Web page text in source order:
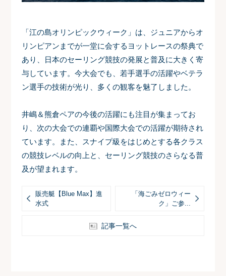
「江の島オリンピックウィーク」は、ジュニアからオ
リンピアンまでが一堂に会するヨットレースの祭典で
あり、日本のセーリング競技の発展と普及に大きく寄
与しています。 今大会でも、若手選手の活躍やベテラ
ン選手の技術が光り、多くの観客を魅了しました。
井嶋＆熊倉ペアの今後の活躍にも注目が集まってお
り、次の大会での連覇や国際大会での活躍が期待され
ています。
また、スナイプ級をはじめとする各クラス
の競技レベルの向上と、セーリング競技のさらなる普
及が望まれます。
販売艇【Blue Max】進
水式
「海ごみゼロウィー
ク」ご参...
記事一覧へ